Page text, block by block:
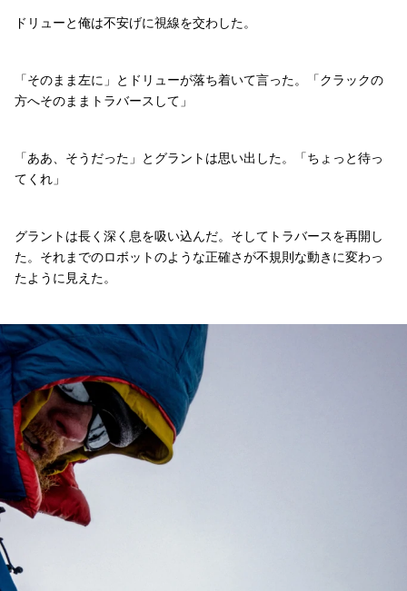
ドリューと俺は不安げに視線を交わした。
「そのまま左に」とドリューが落ち着いて言った。「クラックの
方へそのままトラバースして」
「ああ、そうだった」とグラントは思い出した。「ちょっと待っ
てくれ」
グラントは長く深く息を吸い込んだ。そしてトラバースを再開し
た。それまでのロボットのような正確さが不規則な動きに変わっ
たように見えた。